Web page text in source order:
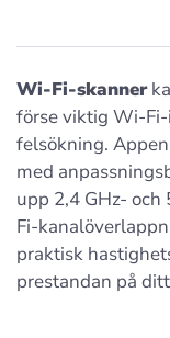
Wi-Fi-skanner
förse viktig Wi-
felsökning.
med
upp 2,4 GHz-
Fi-
praktisk
prestandan på